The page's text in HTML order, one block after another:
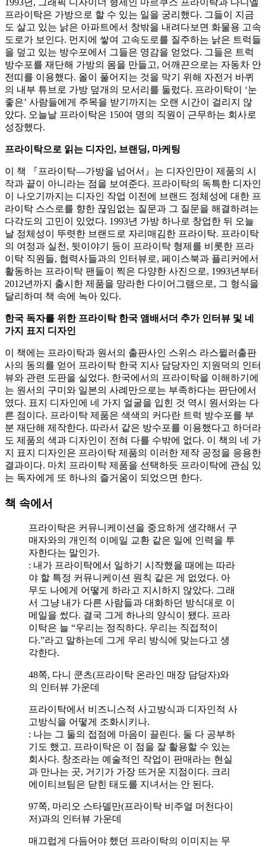
1993년, 그래픽 디자이너 형제인 마르쿠스 프라이탁과 다니엘
프라이탁은 가방으로 할 수 있는 일을 궁리했다. 그들이 지금
도 살고 있는 낡은 아파트에서 창밖을 내려다보면 화물용 고속
도로가 보인다. 먼지에 쌓여 고속도로를 질주하는 낡은 트럭들
을 덮고 있는 방수포에서 그들은 영감을 얻었다. 그들은 트럭
방수포를 재단해 가방의 몸을 만들고, 어깨끈으로는 자동차 안
전띠를 이용했다. 올이 풀어지는 것을 막기 위해 자전거 바퀴
의 내부 튜브로 가방 덮개의 모서리를 둘렀다. 프라이탁이 ‘눈
좋은’ 사람들에게 주목을 받기까지는 오랜 시간이 걸리지 않
았다. 오늘날 프라이탁은 150여 명의 직원이 근무하는 회사로
성장했다.
프라이탁으로 읽는 디자인, 브랜딩, 마케팅
이 책 『프라이탁—가방을 넘어서』는 디자인만이 제품의 시
작과 끝이 아니라는 점을 보여준다. 프라이탁의 독특한 디자인
이 나오기까지는 디자인 작업 이전에 브랜드 정체성에 대한 프
라이탁 스스로를 향한 끊임없는 질문과 그 질문을 해결하려는
다각도의 고민이 있었다. 1993년 가방 하나로 창업한 뒤 오늘
날 정체성이 뚜렷한 브랜드로 자리매김한 프라이탁. 프라이탁
의 여정과 실천, 뒷이야기 등이 프라이탁 형제를 비롯한 프라
이탁 직원들, 협력사들과의 인터뷰로, 페이스북과 플리커에서
활동하는 프라이탁 팬들이 찍은 다양한 사진으로, 1993년부터
2012년까지 출시한 제품을 망라한 다이어그램으로, 그 형식을
달리하며 책 속에 녹아 있다.
한국 독자를 위한 프라이탁 한국 앰배서더 추가 인터뷰 및 네
가지 표지 디자인
이 책에는 프라이탁과 원서의 출판사인 스위스 라스뮐러출판
사의 동의를 얻어 프라이탁 한국 지사 담당자인 지원덕의 인터
뷰와 관련 도판을 실었다. 한국에서의 프라이탁을 이해하기에
는 원서의 구미와 일본의 사례만으로는 부족하다는 판단에서
였다. 표지 디자인에 네 가지 얼굴을 입힌 것 역시 원서와는 다
른 점이다. 프라이탁 제품은 색색의 커다란 트럭 방수포를 부
분 재단해 제작한다. 따라서 같은 방수포를 이용했다고 하더라
도 제품의 색과 디자인이 전혀 다를 수밖에 없다. 이 책의 네 가
지 표지 디자인은 프라이탁 제품의 이러한 제작 공정을 응용한
결과이다. 마치 프라이탁 제품을 선택하듯 프라이탁에 관심 있
는 독자에게 또 하나의 즐거움이 되었으면 한다.
책 속에서
프라이탁은 커뮤니케이션을 중요하게 생각해서 구
매자와의 개인적 이메일 교환 같은 일에 인력을 투
자한다는 말인가.
: 내가 프라이탁에서 일하기 시작했을 때에는 따라
야 할 특정 커뮤니케이션 원칙 같은 게 없었다. 아
무도 나에게 어떻게 하라고 지시하지 않았다. 그래
서 그냥 내가 다른 사람들과 대화하던 방식대로 이
메일을 썼다. 결국 그게 하나의 양식이 됐다. 프라
이탁은 늘 “우리는 정직하다. 우리는 직접적이
다.”라고 말하는데 그게 우리 방식에 맞는다고 생
각한다.
48쪽, 다니 쿤츠(프라이탁 온라인 매장 담당자)와
의 인터뷰 가운데
프라이탁에서 비즈니스적 사고방식과 디자인적 사
고방식을 어떻게 조화시키나.
: 나는 그 둘의 접점에 마음이 끌린다. 둘 다 공부하
기도 했고. 프라이탁은 이 점을 잘 활용할 수 있는
회사다. 창조라는 예술적인 작업이 판매라는 현실
과 만나는 곳, 거기가 가장 뜨거운 지점이다. 크리
에이티브팀은 닫힌 태도를 지녀서는 안 된다.
97쪽, 마리오 스타델만(프라이탁 비주얼 머천다이
저)과의 인터뷰 가운데
매끄럽게 다듬어야 했던 프라이탁의 이미지는 무